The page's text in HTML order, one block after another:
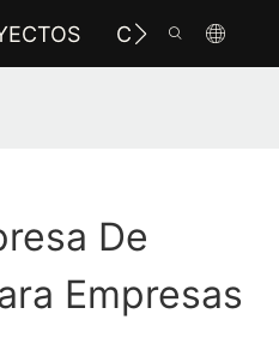
CONTÁCTENOS
De
Empresas